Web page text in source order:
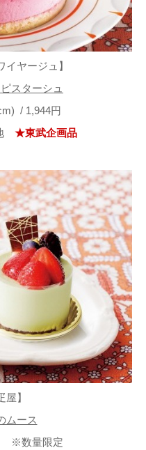
イヤージュ】
スターシュ
/ 1,944円
★東武企画品
屋】
ムース
※数量限定